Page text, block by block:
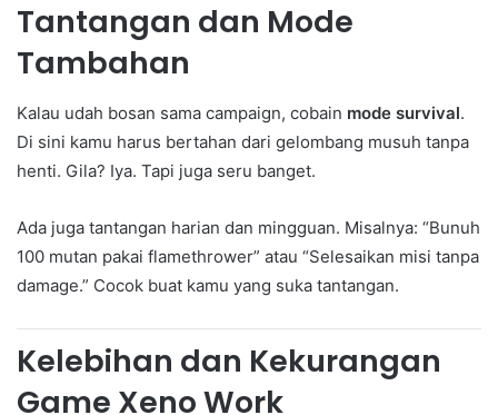
Tantangan dan Mode
Tambahan
Kalau udah bosan sama campaign, cobain mode survival.
Di sini kamu harus bertahan dari gelombang musuh tanpa
henti. Gila? Iya. Tapi juga seru banget.
Ada juga tantangan harian dan mingguan. Misalnya: “Bunuh
100 mutan pakai flamethrower” atau “Selesaikan misi tanpa
damage.” Cocok buat kamu yang suka tantangan.
Kelebihan dan Kekurangan
Game Xeno Work